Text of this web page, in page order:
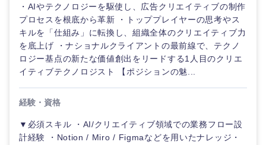
・AIやテクノロジーを駆使し、広告クリエイティブの制作
プロセスを根底から革新 ・トッププレイヤーの思考やス
キルを「仕組み」に転換し、組織全体のクリエイティブ力
を底上げ ・ナショナルクライアントの最前線で、テクノ
ロジー基点の新たな価値創出をリードする1人目のクリエ
イティブテクノロジスト 【ポジションの魅...
経験・資格
▼必須スキル ・AI/クリエイティブ領域での業務フロー設
計経験 ・Notion / Miro / Figmaなどを用いたナレッジ・